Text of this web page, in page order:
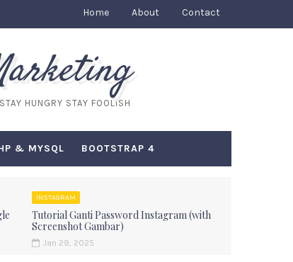
Home About Contact
STAY HUNGRY STAY FOOLISH
& MYSQL BOOTSTRAP 4
INSTAGRAM
Tutorial Ganti Password Instagram (with
Screenshot Gambar)
Jan 29, 2025